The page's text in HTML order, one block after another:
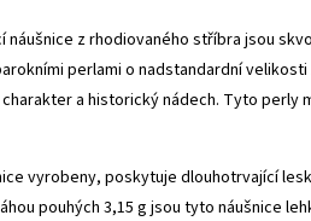
náušnice z rhodiovaného stříbra jsou
perlami o nadstandardní
a historický nádech. Tyto perly
vyrobeny, poskytuje dlouhotrvající
pouhých 3,15 g jsou tyto náušnice